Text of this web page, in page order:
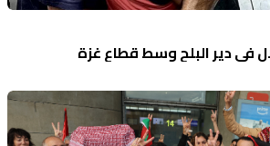
في دير البلح وسط قطاع غزة